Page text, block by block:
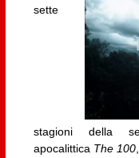
sette
stagioni della
apocalittica The 100